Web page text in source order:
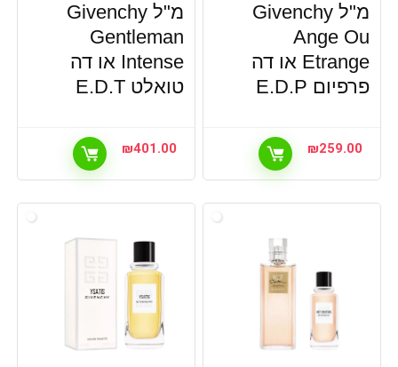
מ"ל Givenchy
Ange Ou
Etrange או דה
פרפיום E.D.P
₪259.00
מ"ל Givenchy
Gentleman
Intense או דה
טואלט E.D.T
₪401.00